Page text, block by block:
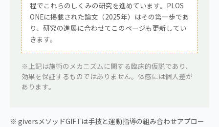
程でこれらのしくみの研究を進めています。PLOS
ONEに掲載された論文（2025年）はその第一歩であ
り、研究の進展に合わせてこのページも更新してい
きます。
※上記は施術のメカニズムに関する臨床的仮説であり、
効果を保証するものではありません。体感には個人差が
あります。
※ giversメソッドGIFTは手技と運動指導の組み合わせアプロー